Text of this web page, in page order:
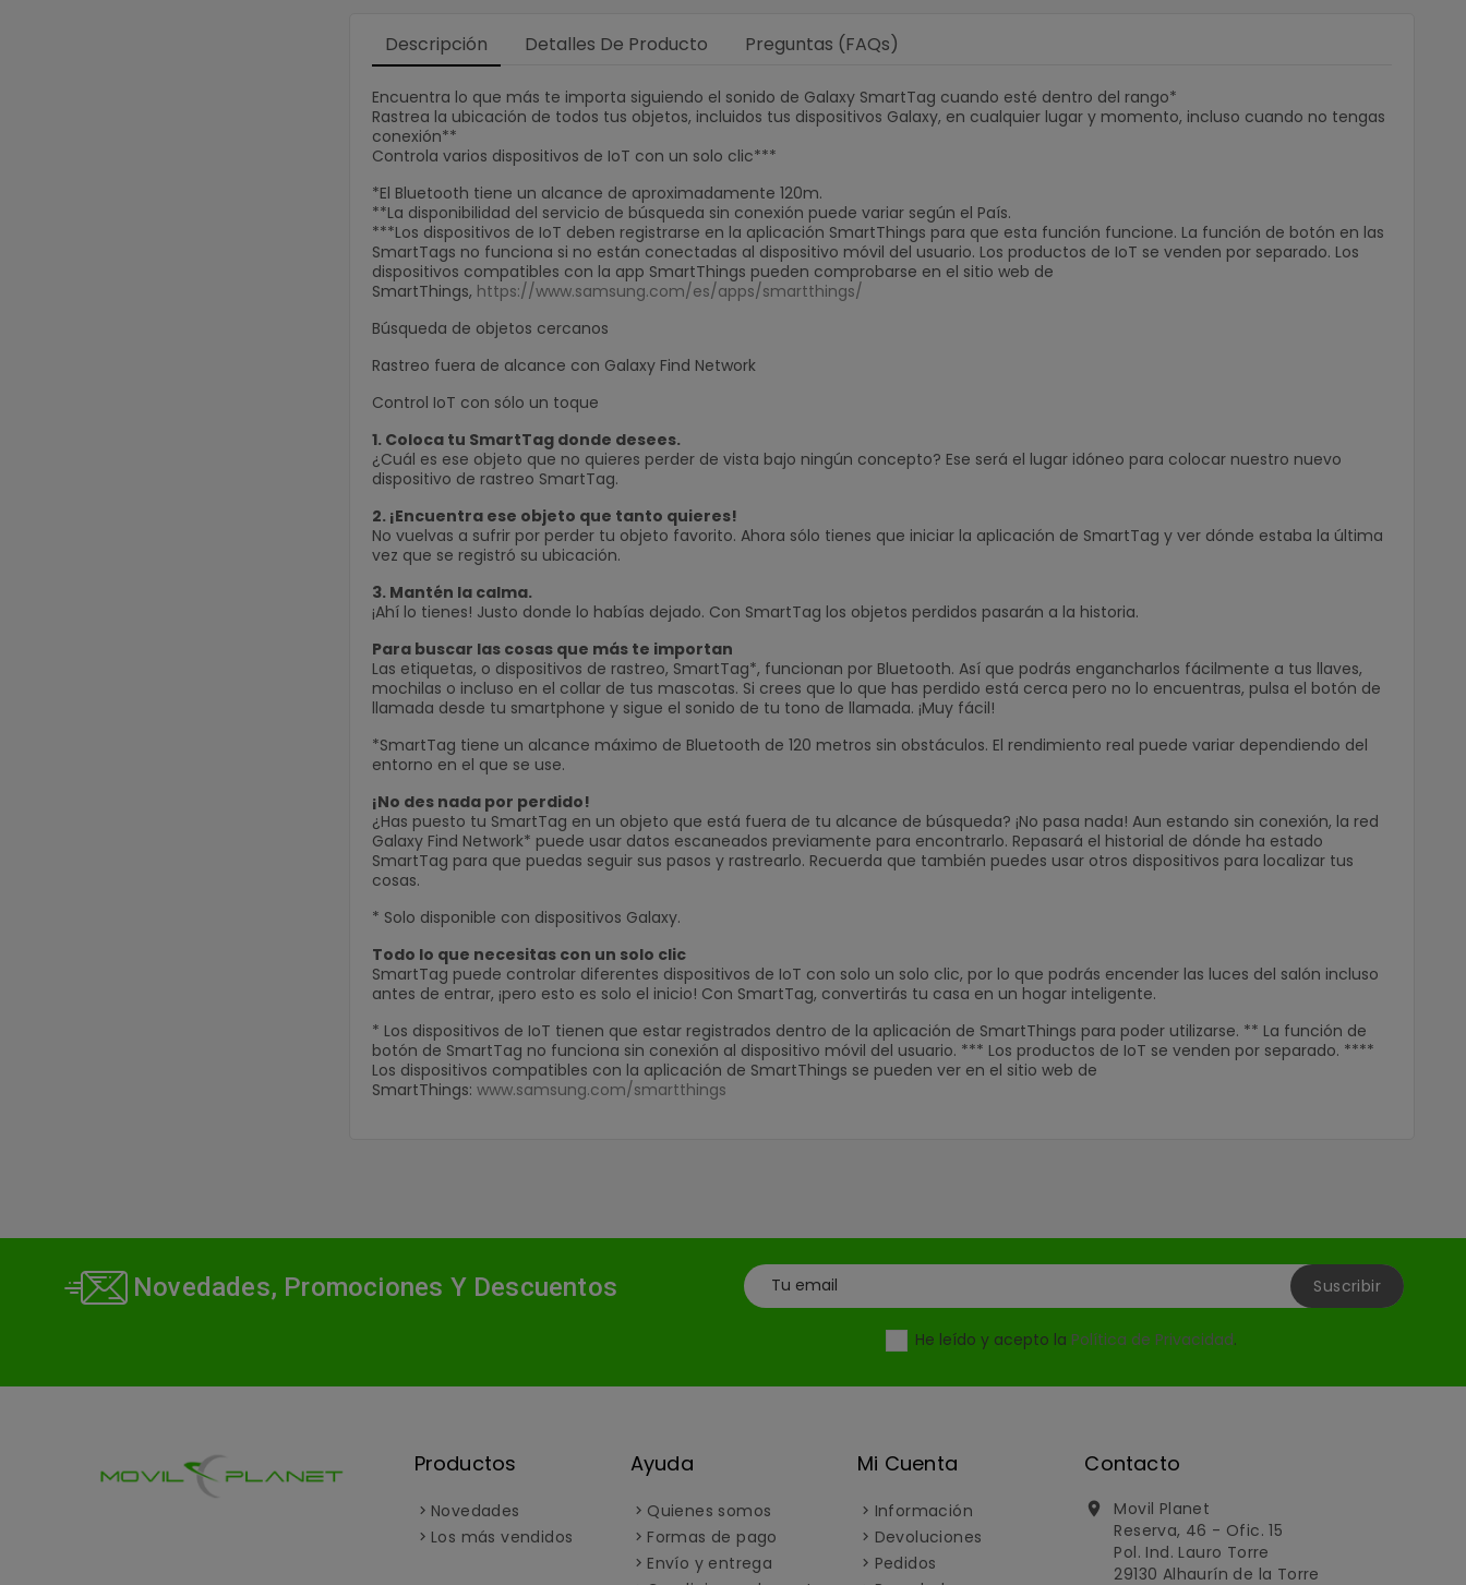
Descripción Detalles De Producto Preguntas (FAQs)
Encuentra lo que más te importa siguiendo el sonido de Galaxy SmartTag cuando esté dentro del rango*
Rastrea la ubicación de todos tus objetos, incluidos tus dispositivos Galaxy, en cualquier lugar y momento, incluso cuando no tengas
conexión**
Controla varios dispositivos de IoT con un solo clic***
*El Bluetooth tiene un alcance de aproximadamente 120m.
**La disponibilidad del servicio de búsqueda sin conexión puede variar según el País.
***Los dispositivos de IoT deben registrarse en la aplicación SmartThings para que esta función funcione. La función de botón en las
SmartTags no funciona si no están conectadas al dispositivo móvil del usuario. Los productos de IoT se venden por separado. Los
dispositivos compatibles con la app SmartThings pueden comprobarse en el sitio web de
SmartThings, https://www.samsung.com/es/apps/smartthings/
Búsqueda de objetos cercanos
Rastreo fuera de alcance con Galaxy Find Network
Control IoT con sólo un toque
1. Coloca tu SmartTag donde desees.
¿Cuál es ese objeto que no quieres perder de vista bajo ningún concepto? Ese será el lugar idóneo para colocar nuestro nuevo
dispositivo de rastreo SmartTag.
2. ¡Encuentra ese objeto que tanto quieres!
No vuelvas a sufrir por perder tu objeto favorito. Ahora sólo tienes que iniciar la aplicación de SmartTag y ver dónde estaba la última
vez que se registró su ubicación.
3. Mantén la calma.
¡Ahí lo tienes! Justo donde lo habías dejado. Con SmartTag los objetos perdidos pasarán a la historia.
Para buscar las cosas que más te importan
Las etiquetas, o dispositivos de rastreo, SmartTag*, funcionan por Bluetooth. Así que podrás engancharlos fácilmente a tus llaves,
mochilas o incluso en el collar de tus mascotas. Si crees que lo que has perdido está cerca pero no lo encuentras, pulsa el botón de
llamada desde tu smartphone y sigue el sonido de tu tono de llamada. ¡Muy fácil!
*SmartTag tiene un alcance máximo de Bluetooth de 120 metros sin obstáculos. El rendimiento real puede variar dependiendo del
entorno en el que se use.
¡No des nada por perdido!
¿Has puesto tu SmartTag en un objeto que está fuera de tu alcance de búsqueda? ¡No pasa nada! Aun estando sin conexión, la red
Galaxy Find Network* puede usar datos escaneados previamente para encontrarlo. Repasará el historial de dónde ha estado
SmartTag para que puedas seguir sus pasos y rastrearlo. Recuerda que también puedes usar otros dispositivos para localizar tus
cosas.
* Solo disponible con dispositivos Galaxy.
Todo lo que necesitas con un solo clic
SmartTag puede controlar diferentes dispositivos de IoT con solo un solo clic, por lo que podrás encender las luces del salón incluso
antes de entrar, ¡pero esto es solo el inicio! Con SmartTag, convertirás tu casa en un hogar inteligente.
* Los dispositivos de IoT tienen que estar registrados dentro de la aplicación de SmartThings para poder utilizarse. ** La función de
botón de SmartTag no funciona sin conexión al dispositivo móvil del usuario. *** Los productos de IoT se venden por separado. ****
Los dispositivos compatibles con la aplicación de SmartThings se pueden ver en el sitio web de
SmartThings: www.samsung.com/smartthings
Novedades, Promociones Y Descuentos
He leído y acepto la Política de Privacidad.
Productos
Novedades
Los más vendidos
Ayuda
Quienes somos
Formas de pago
Envío y entrega
Mi Cuenta
Información
Devoluciones
Pedidos
Contacto

Movil Planet
Reserva, 46 - Ofic. 15
Pol. Ind. Lauro Torre
29130 Alhaurín de la Torre
×